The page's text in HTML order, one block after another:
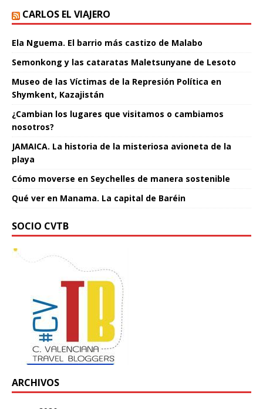
CARLOS EL VIAJERO
Ela Nguema. El barrio más castizo de Malabo
Semonkong y las cataratas Maletsunyane de Lesoto
Museo de las Víctimas de la Represión Política en
Shymkent, Kazajistán
¿Cambian los lugares que visitamos o cambiamos
nosotros?
JAMAICA. La historia de la misteriosa avioneta de la
playa
Cómo moverse en Seychelles de manera sostenible
Qué ver en Manama. La capital de Baréin
SOCIO CVTB
ARCHIVOS